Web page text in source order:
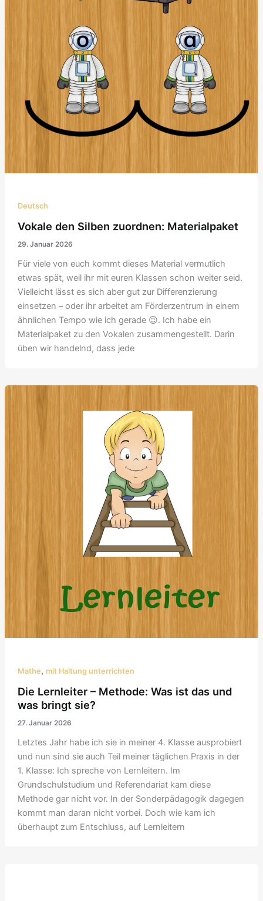
Deutsch
Vokale den Silben zuordnen: Materialpaket
29. Januar 2026
Für viele von euch kommt dieses Material vermutlich
etwas spät, weil ihr mit euren Klassen schon weiter seid.
Vielleicht lässt es sich aber gut zur Differenzierung
einsetzen – oder ihr arbeitet am Förderzentrum in einem
ähnlichen Tempo wie ich gerade 😉. Ich habe ein
Materialpaket zu den Vokalen zusammengestellt. Darin
üben wir handelnd, dass jede
Mathe, mit Haltung unterrichten
Die Lernleiter – Methode: Was ist das und
was bringt sie?
27. Januar 2026
Letztes Jahr habe ich sie in meiner 4. Klasse ausprobiert
und nun sind sie auch Teil meiner täglichen Praxis in der
1. Klasse: Ich spreche von Lernleitern. Im
Grundschulstudium und Referendariat kam diese
Methode gar nicht vor. In der Sonderpädagogik dagegen
kommt man daran nicht vorbei. Doch wie kam ich
überhaupt zum Entschluss, auf Lernleitern